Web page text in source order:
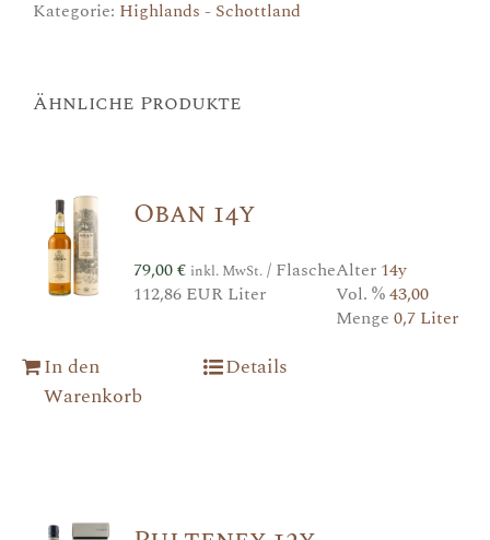
Kategorie: Highlands - Schottland
Ähnliche Produkte
Oban 14y
79,00€ inkl. MwSt./ Flasche
112,86 EUR Liter
Alter 14y
Vol. %43,00
Menge 0,7 Liter
In den
Warenkorb
Details